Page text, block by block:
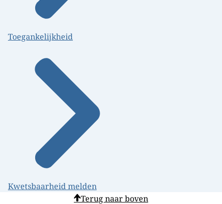
Toegankelijkheid
Kwetsbaarheid melden
Terug naar boven